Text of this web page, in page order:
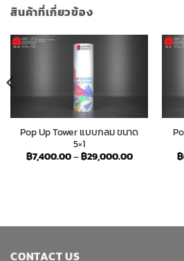
สินค้าที่เกี่ยวข้อง
Pop Up Tower แบบกลม ขนาด
5×1
฿7,400.00–฿29,000.00Price
฿
CONTACT US